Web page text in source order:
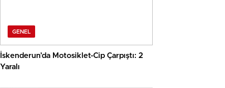
GENEL
İskenderun’da Motosiklet-Cip Çarpıştı: 2
Yaralı